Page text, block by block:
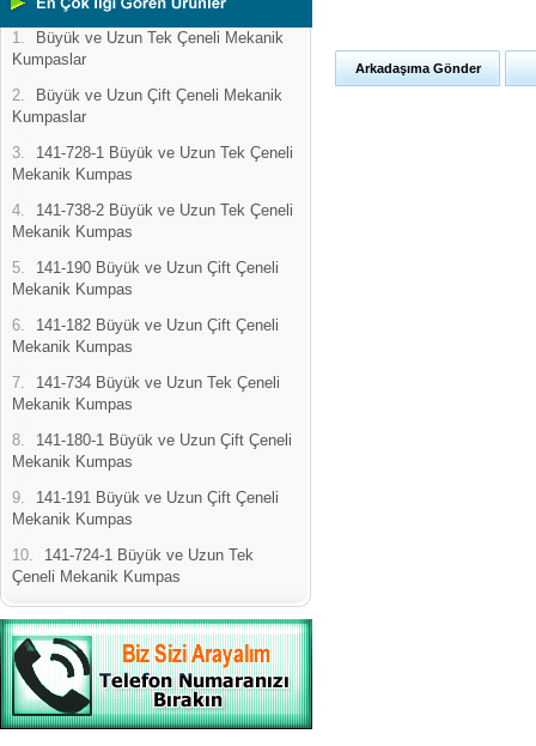
1.
Büyük ve Uzun Tek Çeneli Mekanik
Kumpaslar
2.
Büyük ve Uzun Çift Çeneli Mekanik
Kumpaslar
3.
141-728-1 Büyük ve Uzun Tek Çeneli
Mekanik Kumpas
4.
141-738-2 Büyük ve Uzun Tek Çeneli
Mekanik Kumpas
5.
141-190 Büyük ve Uzun Çift Çeneli
Mekanik Kumpas
6.
141-182 Büyük ve Uzun Çift Çeneli
Mekanik Kumpas
7.
141-734 Büyük ve Uzun Tek Çeneli
Mekanik Kumpas
8.
141-180-1 Büyük ve Uzun Çift Çeneli
Mekanik Kumpas
9.
141-191 Büyük ve Uzun Çift Çeneli
Mekanik Kumpas
10.
141-724-1 Büyük ve Uzun Tek
Çeneli Mekanik Kumpas
Arkadaşıma Gönder